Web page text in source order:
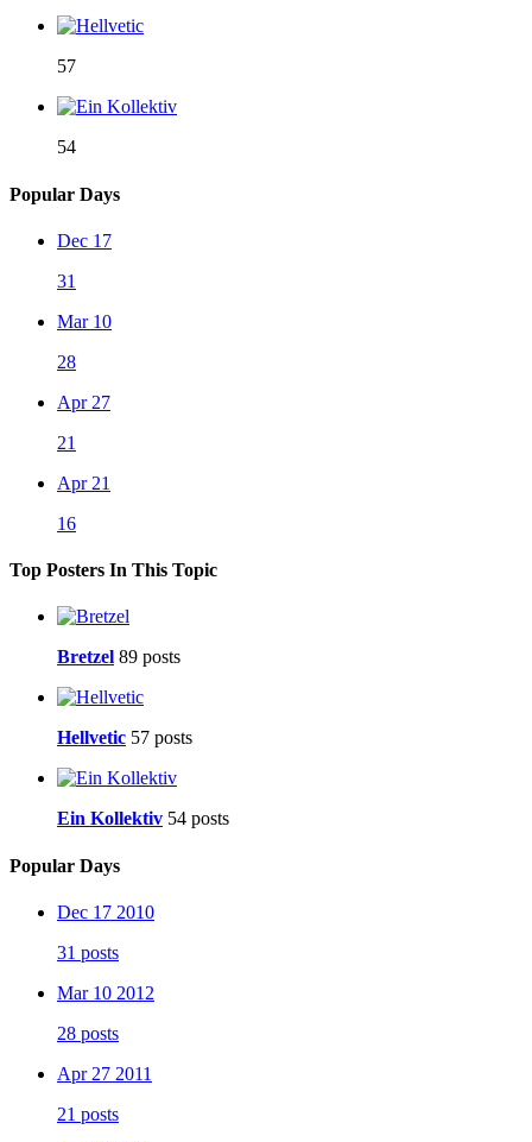
57
54
Popular Days
Dec 17
31
Mar 10
28
Apr 27
21
Apr 21
16
Top Posters In This Topic
Bretzel 89 posts
Hellvetic 57 posts
Ein Kollektiv 54 posts
Popular Days
Dec 17 2010
31 posts
Mar 10 2012
28 posts
Apr 27 2011
21 posts